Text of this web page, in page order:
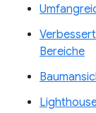
Bereiche